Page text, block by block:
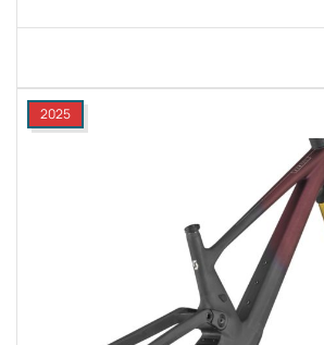
2025